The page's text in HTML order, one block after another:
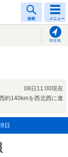
検索 メニュー
現在地
08日11:00現在
約140kmを西北西に進
日